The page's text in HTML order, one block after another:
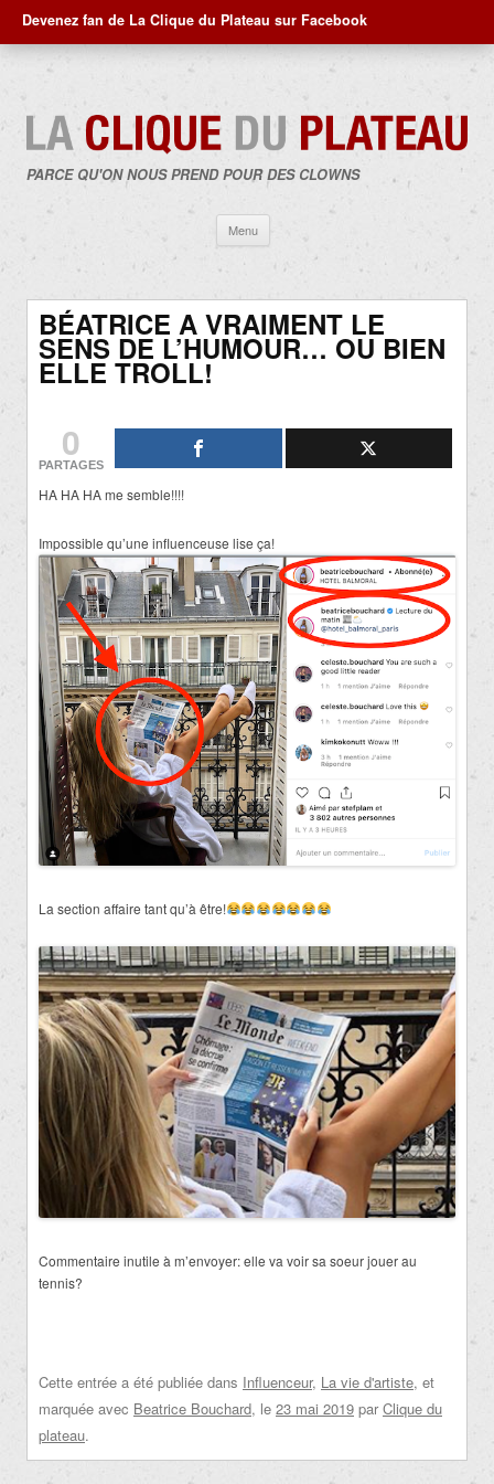
Devenez fan de La Clique du Plateau sur Facebook
PARCE QU'ON NOUS PREND POUR DES CLOWNS
Menu
contenu
BÉATRICE A VRAIMENT LE
SENS DE L’HUMOUR… OU BIEN
ELLE TROLL!
0
PARTAGES
HA HA HA me semble!!!!
Impossible qu’une influenceuse lise ça!
La section affaire tant qu’à être!
Commentaire inutile à m’envoyer: elle va voir sa soeur jouer au
tennis?
Cette entrée a été publiée dans Influenceur, La vie d'artiste, et
marquée avec Beatrice Bouchard, le 23 mai 2019 par Clique du
plateau.